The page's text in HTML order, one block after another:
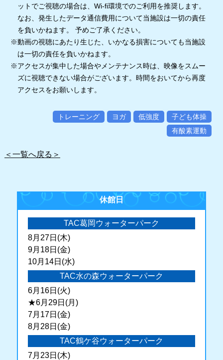
ットでご視聴の場合は、Wi-fi環境でのご利用を推奨します。
なお、発生したデータ通信費用について当施設は一切の責任
を負いかねます。 予めご了承ください。
※動画の視聴にあたり生じた、いかなる損害についても当施設
は一切の責任を負いかねます。
※アクセスが集中した場合やメンテナンス時は、映像をスムー
ズに視聴できない場合がございます。時間をおいてから再度
アクセスをお願いします。
トレーニング ヨガ 低強度
子ども体操
有酸素運動
＜一覧へ戻る＞
休館日
TAC葛岡ウォーターパーク
8月27日(木)
9月18日(金)
10月14日(水)
TAC水の森ウォーターパーク
6月16日(火)
★6月29日(月)
7月17日(金)
8月28日(金)
TAC鶴ケ谷ウォーターパーク
7月23日(木)